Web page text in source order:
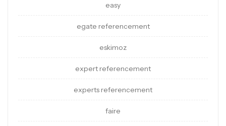
easy
egate referencement
eskimoz
expert referencement
experts referencement
faire